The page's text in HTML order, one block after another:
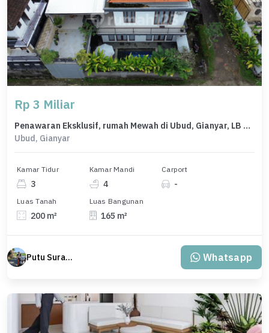
Rp 3 Miliar
Penawaran Eksklusif, rumah Mewah di Ubud, Gianyar, LB 165m²
Ubud, Gianyar
Kamar Tidur
3
Kamar Mandi
4
Carport
-
Luas Tanah
200 m²
Luas Bangunan
165 m²
Putu Suratama (wayanjaka) Whatsapp